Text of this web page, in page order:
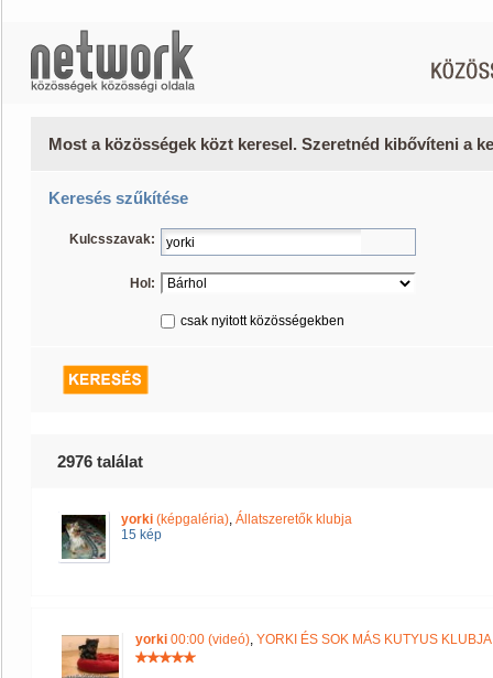
Most a közösségek közt keresel. Szeretnéd kibővíteni a
Keresés szűkítése
Kulcsszavak:
Hol:
csak nyitott közösségekben
2976 találat
yorki (képgaléria), Állatszeretők klubja
15 kép
yorki 00:00 (videó), YORKI ÉS SOK MÁS KUTYUS KLUBJA